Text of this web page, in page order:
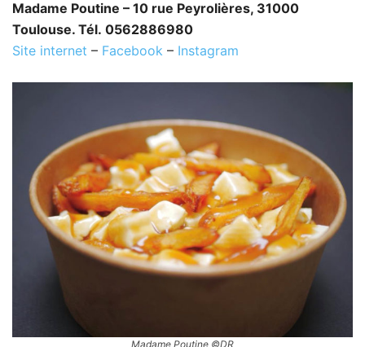
Madame Poutine – 10 rue Peyrolières, 31000
Toulouse. Tél. 0562886980
Site internet – Facebook – Instagram
Madame Poutine ©DR